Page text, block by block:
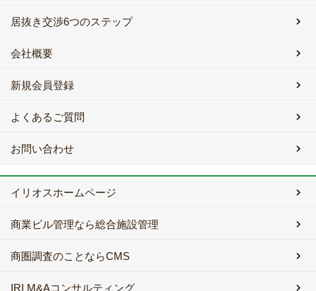
居抜き交渉6つのステップ
会社概要
新規会員登録
よくあるご質問
お問い合わせ
イリオスホームページ
商業ビル管理なら総合施設管理
商圏調査のことならCMS
IRI M&Aコンサルティング